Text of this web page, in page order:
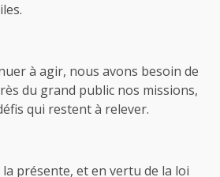
à agir, nous avons besoin de
du grand public nos missions,
qui restent à relever.
présente, et en vertu de la loi